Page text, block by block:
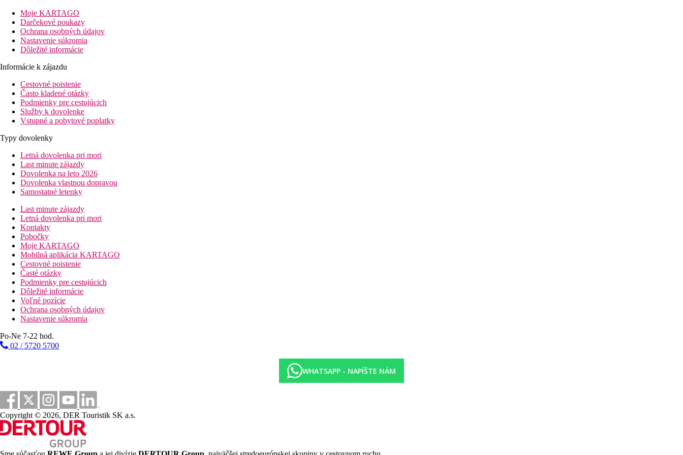
Šport a zábava
K dispozícii fitness, stolný tenis, vodné športy a SPA centrum. Pre deti je tu detský bazén.
Stravovanie
Polpenzia formou bufetu. Za príplatok plná penzia alebo all inclusive. All Inclusive: raňajky, obedy, večere formou bufetu.
Vzdialenosti
5 km
Centrum mesta
75,5 km
Vzdialenosť od najbližšieho letiska
0 m
Vzdialenosť k pláži
Pláž
Druh pláže
Hotel priamo pri pláži
Plážová dovolenka
bazény
Detský bazén
Ležadlá při bazéne
Slnečníky při bazéne
Fotogaléria
Moje KARTAGO
Darčekové poukazy
Ochrana osobných údajov
Nastavenie súkromia
Dôležité informácie
Informácie k zájazdu
Cestovné poistenie
Často kladené otázky
Podmienky pre cestujúcich
Služby k dovolenke
Vstupné a pobytové poplatky
Typy dovolenky
Letná dovolenka pri mori
Last minute zájazdy
Dovolenka na leto 2026
Dovolenka vlastnou dopravou
Samostatné letenky
Last minute zájazdy
Letná dovolenka pri mori
Kontakty
Pobočky
Moje KARTAGO
Mobilná aplikácia KARTAGO
Cestovné poistenie
Časté otázky
Podmienky pre cestujúcich
Dôležité informácie
Voľné pozície
Ochrana osobných údajov
Nastavenie súkromia
Po-Ne 7-22 hod.
02 / 5720 5700
WHATSAPP - NAPÍŠTE NÁM
Copyright © 2026, DER Touristik SK a.s.